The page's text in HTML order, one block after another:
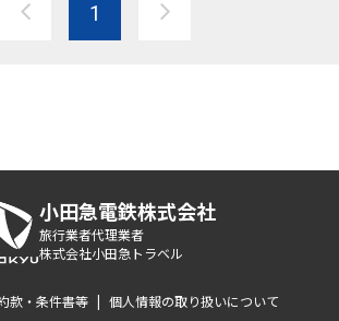
1
小田急電鉄株式会社
旅行業者代理業者
株式会社小田急トラベル
款・条件書等 | 個人情報の取り扱いについて